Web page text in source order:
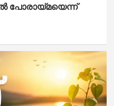
പോരായ്മയെന്ന്